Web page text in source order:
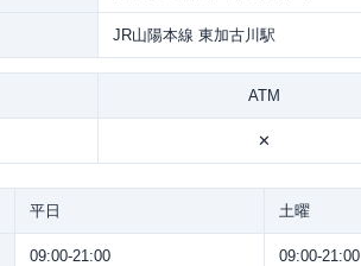
JR山陽本線 東加古川駅
ATM
✕
平日 土曜
09:00-21:00 09:00-21:00